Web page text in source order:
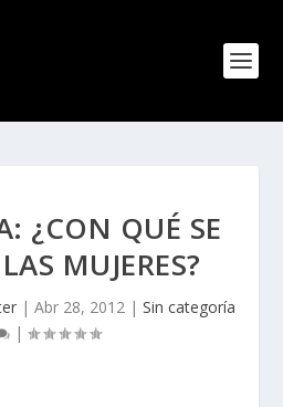
¿CON QUÉ SE
MUJERES?
| Abr 28, 2012| Sin categoría
|